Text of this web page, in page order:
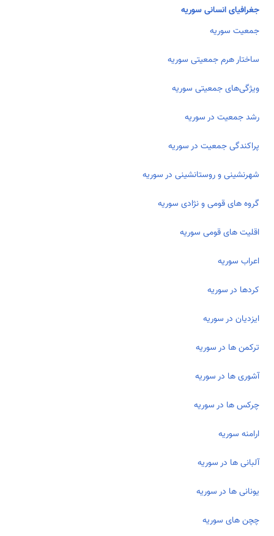
جغرافیای انسانی سوریه
جمعیت سوریه
ساختار هرم جمعیتی سوریه
ویژگی‌های جمعیتی سوریه
رشد جمعیت در سوریه
پراکندگی جمعیت در سوریه
شهرنشینی و روستانشینی در سوریه
گروه های قومی و نژادی سوریه
اقلیت های قومی سوریه
اعراب سوریه
کردها در سوریه
ایزدیان در سوریه
ترکمن ها در سوریه
آشوری­ ها در سوریه
چرکس ­ها در سوریه
ارامنه سوریه
آلبانی ها در سوریه
یونانی ها در سوریه
چچن های سوریه